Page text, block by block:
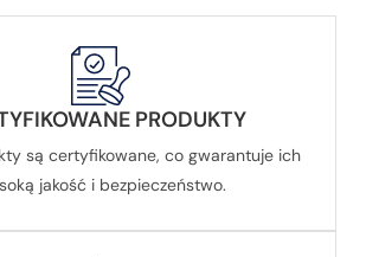
PRODUKTY
są certyfikowane, co gwarantuje ich
jakość i bezpieczeństwo.